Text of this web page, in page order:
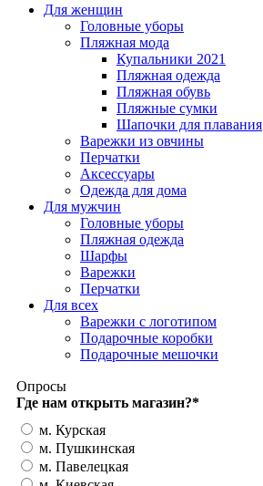
Для женщин
Головные уборы
Пляжная мода
Купальники 2021
Пляжная одежда
Пляжная обувь
Пляжные сумки
Шапочки для плавания
Варежки из овчины
Перчатки
Аксессуары
Одежда для дома
Для мужчин
Головные уборы
Пляжная одежда
Шарфы
Варежки
Перчатки
Для всех
Варежки с логотипом
Подарочные коробки
Подарочные мешочки
Опросы
Где нам открыть магазин?*
м. Курская
м. Пушкинская
м. Павелецкая